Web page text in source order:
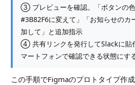
③ プレビューを確認。「ボタンの
#3B82F6に変えて」「お知らせのカ
加して」と追加指示
④ 共有リンクを発行してSlackに貼
マートフォンで確認できる状態にす
この手順でFigmaのプロトタイプ作